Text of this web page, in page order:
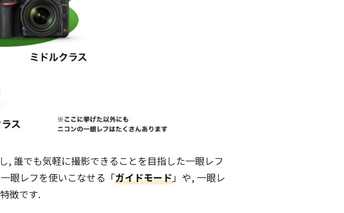
誰でも気軽に撮影できることを目指した一眼レフ
眼レフを使いこなせる「ガイドモード」や, 一眼レ
徴です.